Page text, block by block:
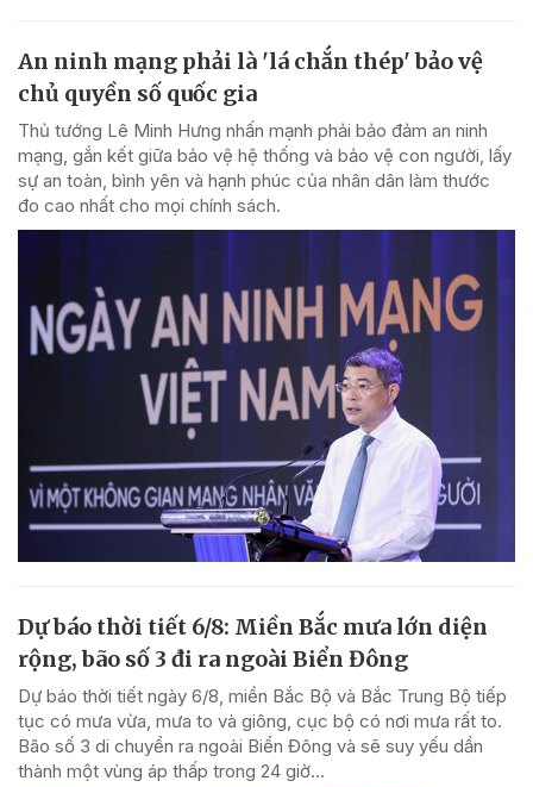
An ninh mạng phải là 'lá chắn thép' bảo vệ
chủ quyền số quốc gia
Thủ tướng Lê Minh Hưng nhấn mạnh phải bảo đảm an ninh
mạng, gắn kết giữa bảo vệ hệ thống và bảo vệ con người, lấy
sự an toàn, bình yên và hạnh phúc của nhân dân làm thước
đo cao nhất cho mọi chính sách.
Dự báo thời tiết 6/8: Miền Bắc mưa lớn diện
rộng, bão số 3 đi ra ngoài Biển Đông
Dự báo thời tiết ngày 6/8, miền Bắc Bộ và Bắc Trung Bộ tiếp
tục có mưa vừa, mưa to và giông, cục bộ có nơi mưa rất to.
Bão số 3 di chuyển ra ngoài Biển Đông và sẽ suy yếu dần
thành một vùng áp thấp trong 24 giờ...